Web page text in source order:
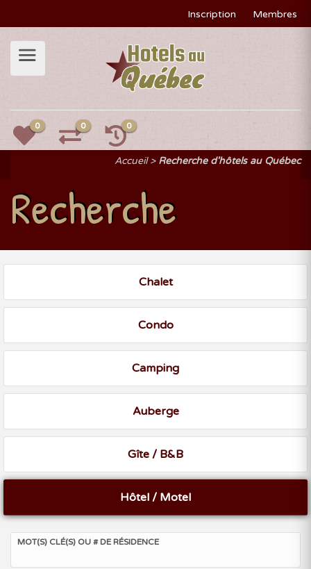
Inscription Membres
0 0 0
Accueil Recherche d'hôtels au Québec
Recherche
Chalet
Condo
Camping
Auberge
Gîte / B&B
Hôtel / Motel
MOT(S) CLÉ(S) OU # DE RÉSIDENCE